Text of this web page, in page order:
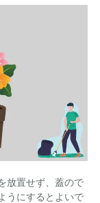
放置せず、蓋ので
うにするとよいで